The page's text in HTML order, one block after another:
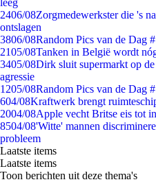
leeg
2406/08Zorgmedewerkster die 's
ontslagen
3806/08Random Pics van de Dag
2105/08Tanken in België wordt
3405/08Dirk sluit supermarkt op
agressie
1205/08Random Pics van de Dag
604/08Kraftwerk brengt
2004/08Apple vecht Britse eis tot
8504/08'Witte' mannen
probleem
Laatste items
Laatste items
Toon berichten uit deze thema's